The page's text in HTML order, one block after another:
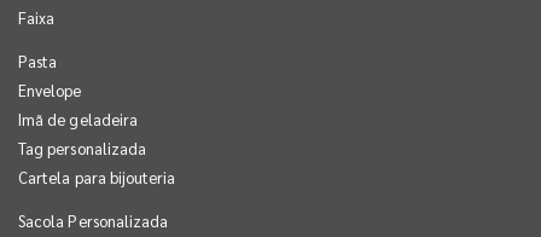
Faixa
Pasta
Envelope
Imã de geladeira
Tag personalizada
Cartela para bijouteria
Sacola Personalizada